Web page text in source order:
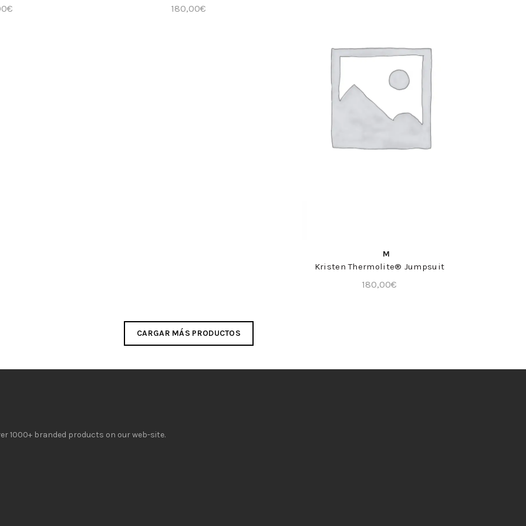
€ 180,00€
COMPRA RÁPIDA
M
Kristen Thermolite® Jumpsuit
180,00€
CARGAR MÁS PRODUCTOS
1000+ branded products on our web-site.